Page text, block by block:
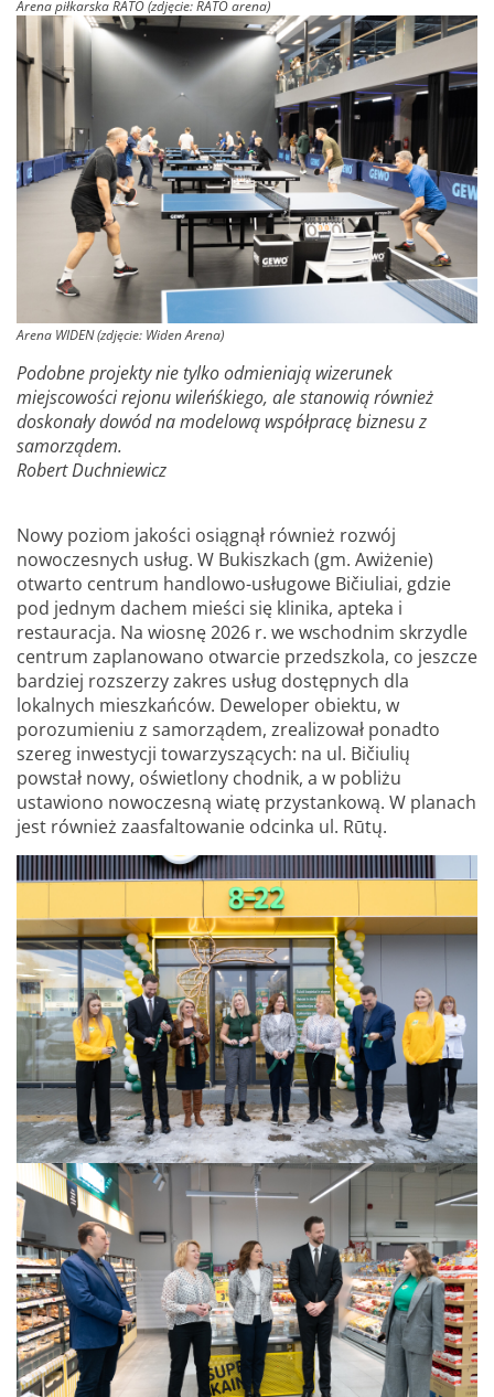
Arena piłkarska RATO (zdjęcie: RATO arena)
Arena WIDEN (zdjęcie: Widen Arena)
Podobne projekty nie tylko odmieniają wizerunek
miejscowości rejonu wileńśkiego, ale stanowią również
doskonały dowód na modelową współpracę biznesu z
samorządem.
Robert Duchniewicz
Nowy poziom jakości osiągnął również rozwój
nowoczesnych usług. W Bukiszkach (gm. Awiżenie)
otwarto centrum handlowo-usługowe Bičiuliai, gdzie
pod jednym dachem mieści się klinika, apteka i
restauracja. Na wiosnę 2026 r. we wschodnim skrzydle
centrum zaplanowano otwarcie przedszkola, co jeszcze
bardziej rozszerzy zakres usług dostępnych dla
lokalnych mieszkańców. Deweloper obiektu, w
porozumieniu z samorządem, zrealizował ponadto
szereg inwestycji towarzyszących: na ul. Bičiulių
powstał nowy, oświetlony chodnik, a w pobliżu
ustawiono nowoczesną wiatę przystankową. W planach
jest również zaasfaltowanie odcinka ul. Rūtų.